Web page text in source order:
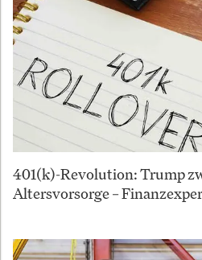
401(k)-Revolution: Trump
Altersvorsorge –